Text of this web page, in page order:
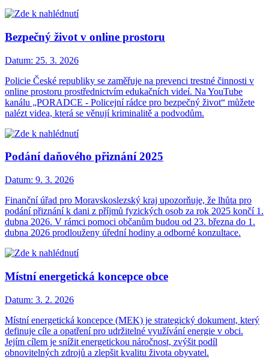
Bezpečný život v online prostoru
Datum: 25. 3. 2026
Policie České republiky se zaměřuje na prevenci trestné činnosti v
online prostoru prostřednictvím edukačních videí. Na YouTube
kanálu „PORADCE - Policejní rádce pro bezpečný život“ můžete
nalézt videa, která se věnují kriminalitě a podvodům.
Podání daňového přiznání 2025
Datum: 9. 3. 2026
Finanční úřad pro Moravskoslezský kraj upozorňuje, že lhůta pro
podání přiznání k dani z příjmů fyzických osob za rok 2025 končí 1.
dubna 2026. V rámci pomoci občanům budou od 23. března do 1.
dubna 2026 prodlouženy úřední hodiny a odborné konzultace.
Místní energetická koncepce obce
Datum: 3. 2. 2026
Místní energetická koncepce (MEK) je strategický dokument, který
definuje cíle a opatření pro udržitelné využívání energie v obci.
Jejím cílem je snížit energetickou náročnost, zvýšit podíl
obnovitelných zdrojů a zlepšit kvalitu života obyvatel.